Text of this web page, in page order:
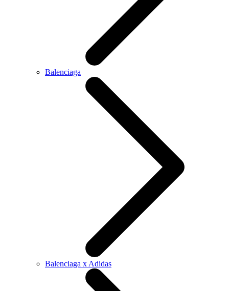
Balenciaga
Balenciaga x Adidas